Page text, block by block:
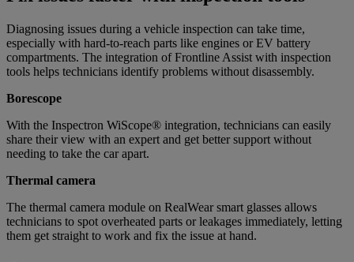
Diagnosing issues during a vehicle inspection can take time,
especially with hard-to-reach parts like engines or EV battery
compartments. The integration of Frontline Assist with inspection
tools helps technicians identify problems without disassembly.
Borescope
With the Inspectron WiScope® integration, technicians can easily
share their view with an expert and get better support without
needing to take the car apart.
Thermal camera
The thermal camera module on RealWear smart glasses allows
technicians to spot overheated parts or leakages immediately, letting
them get straight to work and fix the issue at hand.